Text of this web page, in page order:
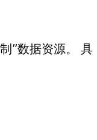
”数据资源。 具